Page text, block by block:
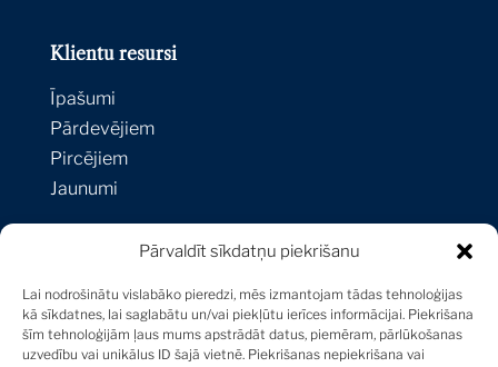
Pārvaldīt sīkdatņu piekrišanu
Lai nodrošinātu vislabāko pieredzi, mēs izmantojam tādas tehnoloģijas
kā sīkdatnes, lai saglabātu un/vai piekļūtu ierīces informācijai. Piekrišana
šīm tehnoloģijām ļaus mums apstrādāt datus, piemēram, pārlūkošanas
uzvedību vai unikālus ID šajā vietnē. Piekrišanas nepiekrišana vai
Klientu resursi
Īpašumi
Pārdevējiem
Pircējiem
Jaunumi
Strēlnieku iela 1A-1,
Riga, LV-1010, Latvija